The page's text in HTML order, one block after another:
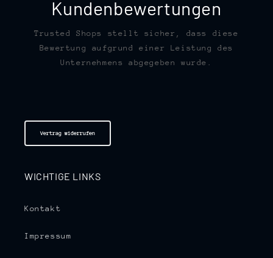
Kundenbewertungen
Trusted Shops stellt sicher, dass diese
Bewertung aufgrund einer Leistung des
Unternehmens abgegeben wurde.
Vertrag widerrufen
WICHTIGE LINKS
Kontakt
Impressum